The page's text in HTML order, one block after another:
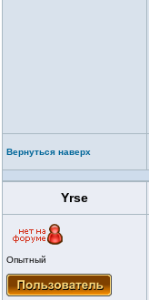
Вернуться наверх
Yrse
Опытный